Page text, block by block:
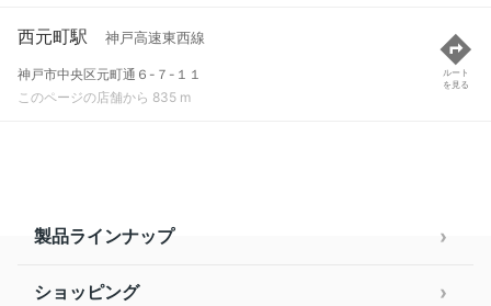
西元町駅 神戸高速東西線
神戸市中央区元町通６-７-１１
このページの店舗から 835 m
ルート
を見る
製品ラインナップ
ショッピング